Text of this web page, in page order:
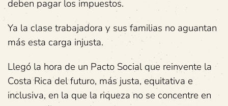
deben pagar los impuestos.
Ya la clase trabajadora y sus familias no aguantan
más esta carga injusta.
Llegó la hora de un Pacto Social que reinvente la
Costa Rica del futuro, más justa, equitativa e
inclusiva, en la que la riqueza no se concentre en